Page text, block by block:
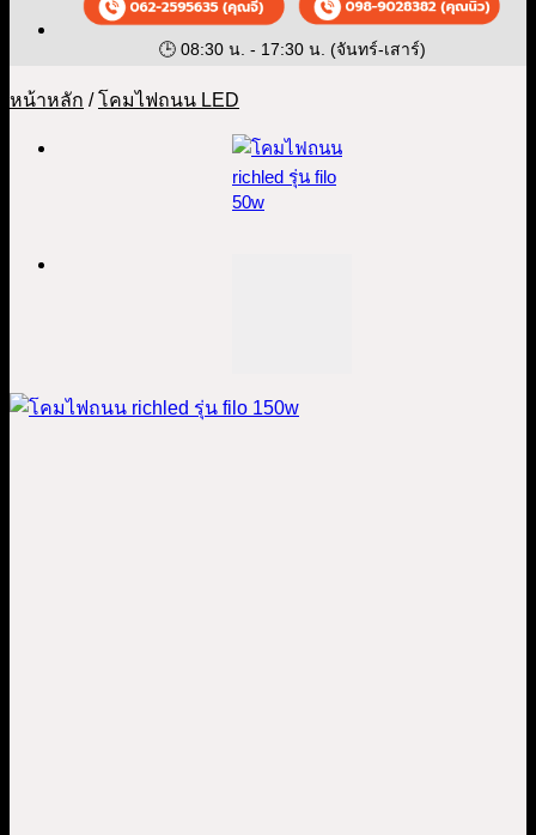
🕒 08:30 น. - 17:30 น. (จันทร์-เสาร์)
หน้าหลัก / โคมไฟถนน LED